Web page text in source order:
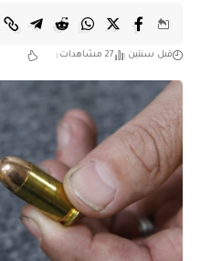
قبل سنتين 27 مشاهدات